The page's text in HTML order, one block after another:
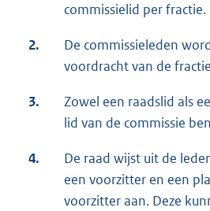
commissielid per fractie.
2.
De commissieleden
voordracht van de
3.
Zowel een raadslid als
lid van de commissie
4.
De raad wijst uit de
een voorzitter en een
voorzitter aan. Deze